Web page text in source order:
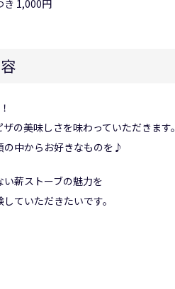
き 1,000円
の美味しさを味わっていただきます。
の中からお好きなものを♪
薪ストーブの魅力を
ていただきたいです。